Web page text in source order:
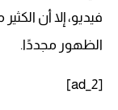
فيديو، إلا أن
الظهور مجددًا.
[ad_2]